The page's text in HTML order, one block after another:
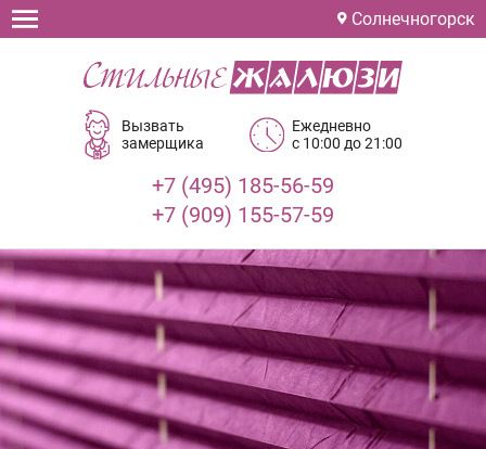
Солнечногорск
Вызвать
замерщика
Ежедневно
с 10:00 до 21:00
+7 (495) 185-56-59
+7 (909) 155-57-59